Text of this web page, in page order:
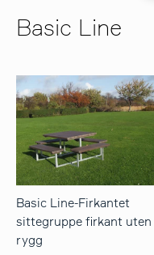
Basic Line
Basic Line-Firkantet
sittegruppe firkant uten
rygg